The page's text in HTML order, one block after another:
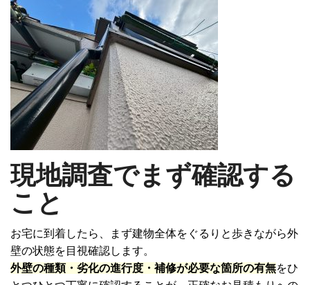
現地調査でまず確認する
こと
お宅に到着したら、まず建物全体をぐるりと歩きながら外
壁の状態を目視確認します。
外壁の種類・劣化の進行度・補修が必要な箇所の有無をひ